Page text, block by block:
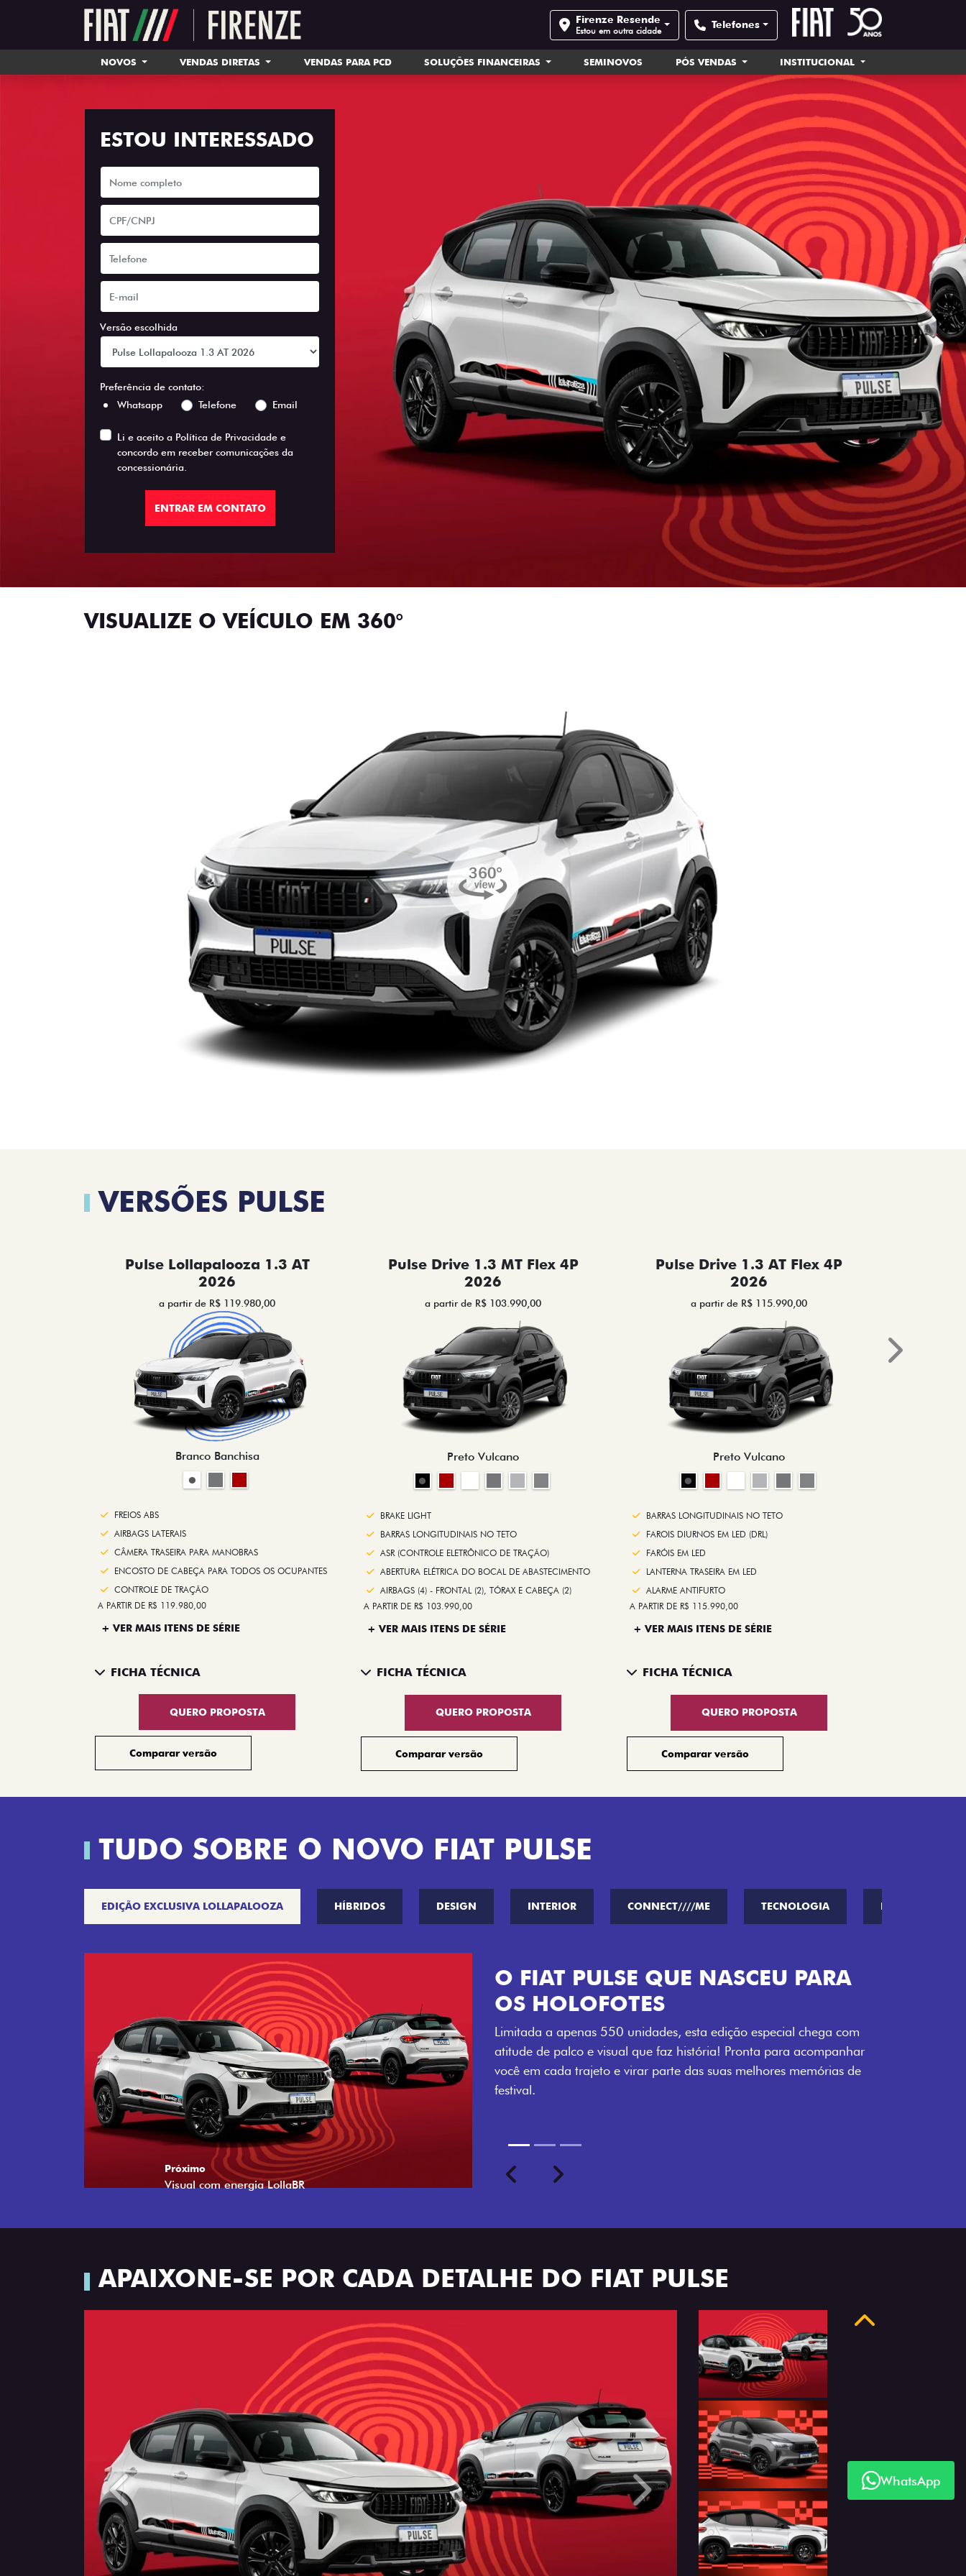
Firenze Resende
Estou em outra cidade Telefones
NOVOS VENDAS DIRETAS VENDAS PARA PCD SOLUÇÕES FINANCEIRAS SEMINOVOS PÓS VENDAS INSTITUCIONAL
ESTOU INTERESSADO
Versão escolhida
Preferência de contato:
Whatsapp
Telefone Email
Li e aceito a Política de Privacidade e
concordo em receber comunicações da
concessionária.
ENTRAR EM CONTATO
VISUALIZE O VEÍCULO EM 360°
VERSÕES PULSE
Pulse Lollapalooza 1.3 AT
2026
a partir de R$ 119.980,00
Branco Banchisa
FREIOS ABS
AIRBAGS LATERAIS
CÂMERA TRASEIRA PARA MANOBRAS
ENCOSTO DE CABEÇA PARA TODOS OS OCUPANTES
CONTROLE DE TRAÇÃO
A PARTIR DE R$ 119.980,00
+ VER MAIS ITENS DE SÉRIE
FICHA TÉCNICA
QUERO PROPOSTA
Comparar versão
Pulse Drive 1.3 MT Flex 4P
2026
a partir de R$ 103.990,00
Preto Vulcano
BRAKE LIGHT
BARRAS LONGITUDINAIS NO TETO
ASR (CONTROLE ELETRÔNICO DE TRAÇÃO)
ABERTURA ELÉTRICA DO BOCAL DE ABASTECIMENTO
AIRBAGS (4) - FRONTAL (2), TÓRAX E CABEÇA (2)
A PARTIR DE R$ 103.990,00
+ VER MAIS ITENS DE SÉRIE
FICHA TÉCNICA
QUERO PROPOSTA
Comparar versão
Pulse Drive 1.3 AT Flex 4P
2026
a partir de R$ 115.990,00
Preto Vulcano
BARRAS LONGITUDINAIS NO TETO
FAROIS DIURNOS EM LED (DRL)
FARÓIS EM LED
LANTERNA TRASEIRA EM LED
ALARME ANTIFURTO
A PARTIR DE R$ 115.990,00
+ VER MAIS ITENS DE SÉRIE
FICHA TÉCNICA
QUERO PROPOSTA
Comparar versão
Next
TUDO SOBRE O NOVO FIAT PULSE
EDIÇÃO EXCLUSIVA LOLLAPALOOZA HÍBRIDOS DESIGN INTERIOR CONNECT////ME TECNOLOGIA PERFORMANCE
VISUAL COM ENERGIA LOLLABR
Se liga no que compõe a identidade exclusiva do festival: série
numerada, adesivo lateral LollaBR e a soleira temática que reforçam
a exclusividade, enquanto os detalhes escurecidos, o teto bicolor e as
rodas de liga-leve aro 16” em preto brilhante completam o visual
com ainda mais estilo.
Próximo
Tecnologia que acompanha o seu ritmo
PreviousNext
APAIXONE-SE POR CADA DETALHE DO FIAT PULSE
Anterior Próximo
Anterior
WhatsApp